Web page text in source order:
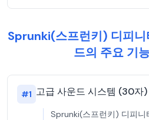
Sprunki(스프런키) 디피
드의 주요 기
#1 고급 사운드 시스템 (30자)
Sprunki(스프런키) 디피